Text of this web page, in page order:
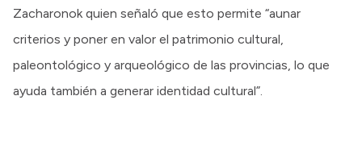
Zacharonok quien señaló que esto permite “aunar
criterios y poner en valor el patrimonio cultural,
paleontológico y arqueológico de las provincias, lo que
ayuda también a generar identidad cultural”.